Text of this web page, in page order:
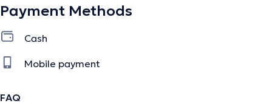
Payment Methods
Cash
Mobile payment
FAQ